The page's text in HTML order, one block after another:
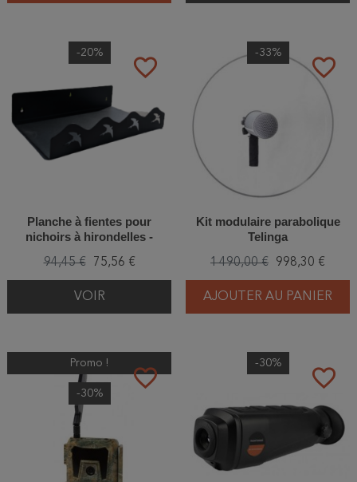
favorite_border
-20%
Planche à fientes pour
nichoirs à hirondelles -
94,45 € 75,56 €
VOIR
favorite_border
-33%
Kit modulaire parabolique
Telinga
1 490,00 € 998,30 €
AJOUTER AU PANIER
favorite_border
Promo !
-30%
favorite_border
-30%